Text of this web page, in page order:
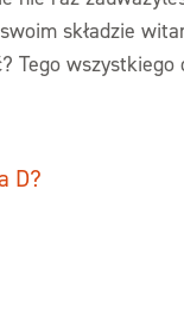
składzie
Tego
D?